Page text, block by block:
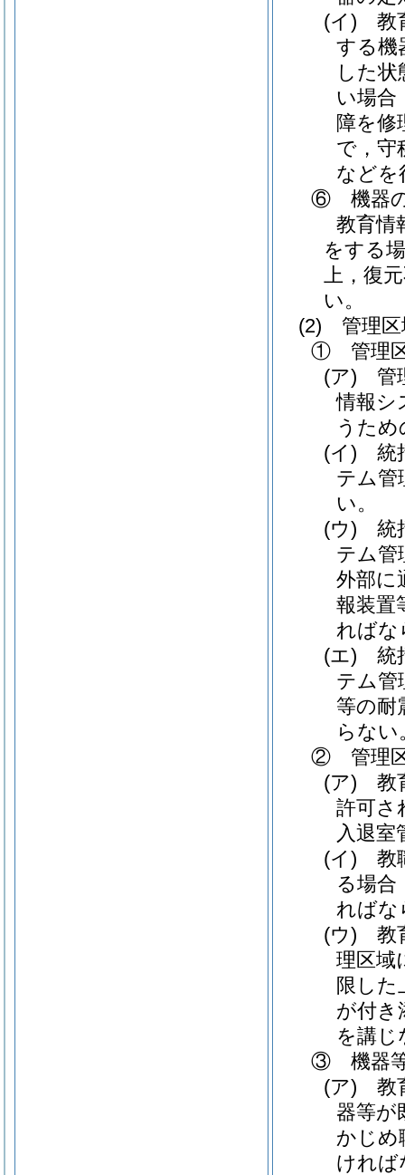
(イ) 教
する機
した
い場合
障を修
で，守
などを
⑥ 機器
教育情
をする
上，復
い。
(2) 管理区
① 管理区
(ア) 管
情報シ
うた
(イ) 統
テム管
い。
(ウ) 統
テム管
外部に
報装置
ればな
(エ) 統
テム管
等の耐
らない
② 管理区
(ア) 教
許可さ
入退室
(イ) 教
る場合
ればな
(ウ) 教
理区域
限した
が付き
を講じ
③ 機器等
(ア) 教
器等が
かじめ
ければ